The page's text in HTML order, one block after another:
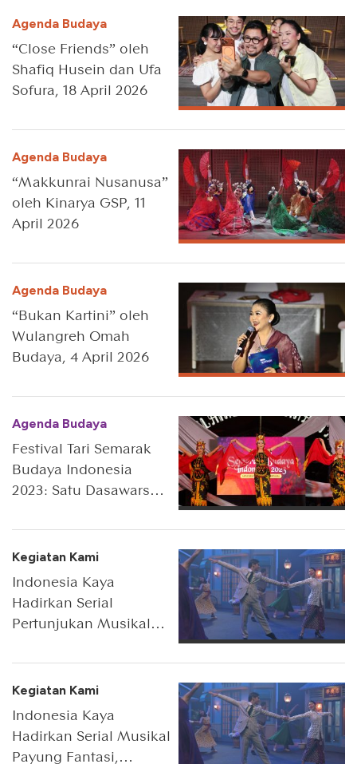
Agenda Budaya
“Close Friends” oleh
Shafiq Husein dan Ufa
Sofura, 18 April 2026
Agenda Budaya
“Makkunrai Nusanusa”
oleh Kinarya GSP, 11
April 2026
Agenda Budaya
“Bukan Kartini” oleh
Wulangreh Omah
Budaya, 4 April 2026
Agenda Budaya
Festival Tari Semarak
Budaya Indonesia
2023: Satu Dasawarsa
Kegiatan Kami
Indonesia Kaya
Hadirkan Serial
Pertunjukan Musikal
Terinspirasi Dari Kisah
Dan Karya Ismail
Kegiatan Kami
Indonesia Kaya
Hadirkan Serial Musikal
Payung Fantasi,